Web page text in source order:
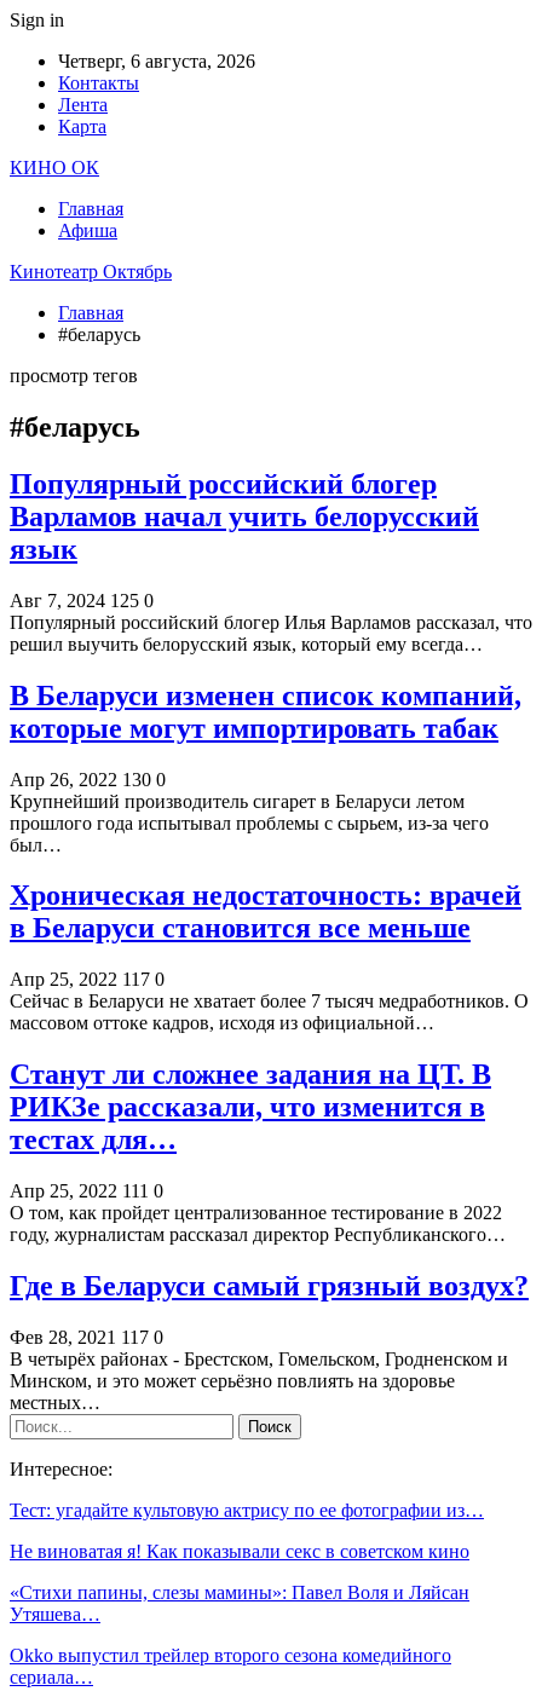
Sign in
Четверг, 6 августа, 2026
Контакты
Лента
Карта
КИНО ОК
Главная
Афиша
Кинотеатр Октябрь
Главная
#беларусь
просмотр тегов
#беларусь
Популярный российский блогер
Варламов начал учить белорусский
язык
Авг 7, 2024 125 0
Популярный российский блогер Илья Варламов рассказал, что
решил выучить белорусский язык, который ему всегда…
В Беларуси изменен список компаний,
которые могут импортировать табак
Апр 26, 2022 130 0
Крупнейший производитель сигарет в Беларуси летом
прошлого года испытывал проблемы с сырьем, из-за чего
был…
Хроническая недостаточность: врачей
в Беларуси становится все меньше
Апр 25, 2022 117 0
Сейчас в Беларуси не хватает более 7 тысяч медработников. О
массовом оттоке кадров, исходя из официальной…
Станут ли сложнее задания на ЦТ. В
РИКЗе рассказали, что изменится в
тестах для…
Апр 25, 2022 111 0
О том, как пройдет централизованное тестирование в 2022
году, журналистам рассказал директор Республиканского…
Где в Беларуси самый грязный воздух?
Фев 28, 2021 117 0
В четырёх районах - Брестском, Гомельском, Гродненском и
Минском, и это может серьёзно повлиять на здоровье
местных…
Интересное:
Тест: угадайте культовую актрису по ее фотографии из…
Не виноватая я! Как показывали секс в советском кино
«Стихи папины, слезы мамины»: Павел Воля и Ляйсан
Утяшева…
Okko выпустил трейлер второго сезона комедийного
сериала…